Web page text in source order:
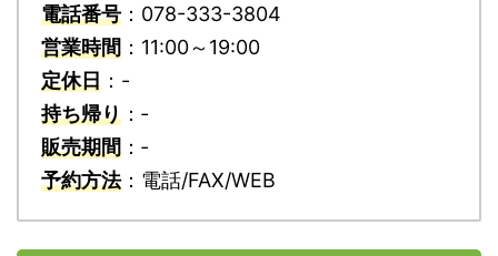
電話番号 ：078-333-3804
営業時間 ：11:00～19:00
定休日 ：-
持ち帰り ：‐
販売期間 ：‐
予約方法：電話/FAX/WEB